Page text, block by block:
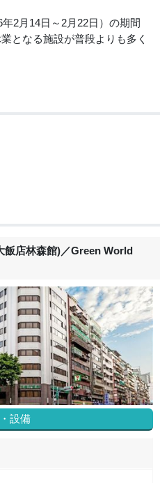
2月14日～2月22日）の期間
となる施設が普段よりも多く
飯店林森館)／Green World
設備